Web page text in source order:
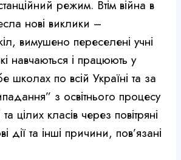
режим. Втім війна в
нові виклики –
вимушено переселені учні
навчаються і працюють у
школах по всій Україні та за
з освітнього процесу
цілих класів через повітряні
дії та інші причини, пов’язані